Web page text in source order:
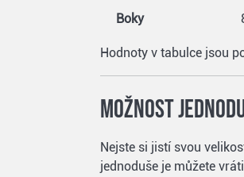
Boky
Hodnoty v tabulce jsou
Možnost
Nejste si jistí svou
jednoduše je můžete